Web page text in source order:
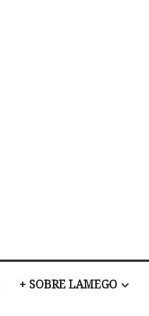
+ SOBRE LAMEGO